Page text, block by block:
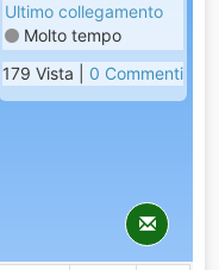
Ultimo collegamento
Molto tempo
179 Vista | 0 Commenti